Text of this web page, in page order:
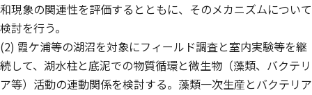
和現象の関連性を評価するとともに、そのメカニズムについて
検討を行う。
(2) 霞ケ浦等の湖沼を対象にフィールド調査と室内実験等を継
続して、湖水柱と底泥での物質循環と微生物（藻類、バクテリ
ア等）活動の連動関係を検討する。藻類一次生産とバクテリア